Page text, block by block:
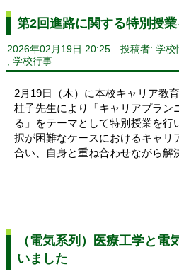
第2回進路に関する特別授
2026年02月19日 20:25 投稿者: 学校
, 学校行事
2月19日（木）に本校キャリア教
桂子先生により「キャリアプラン
る」をテーマとして特別授業を行
択が困難なケースにおけるキャリ
合い、自身と重ね合わせながら解
（電気系列）医療工学と
いました